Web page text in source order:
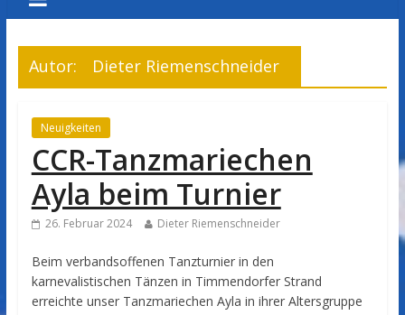
Autor: Dieter Riemenschneider
Neuigkeiten
CCR-Tanzmariechen
Ayla beim Turnier
26. Februar 2024 Dieter Riemenschneider
Beim verbandsoffenen Tanzturnier in den
karnevalistischen Tänzen in Timmendorfer Strand
erreichte unser Tanzmariechen Ayla in ihrer Altersgruppe